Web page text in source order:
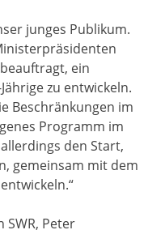
junges Publikum.
ein
zu entwickeln.
Beschränkungen im
Programm im
den Start,
gemeinsam mit dem
Peter